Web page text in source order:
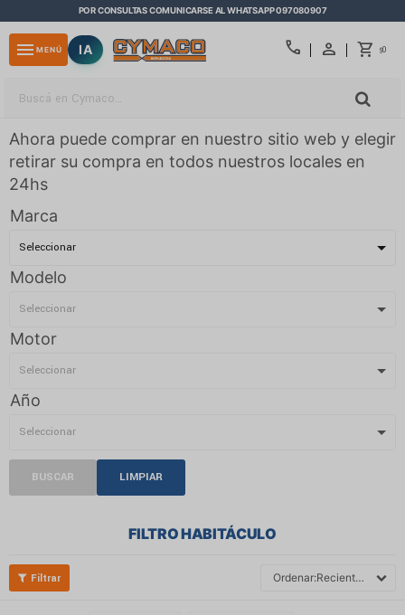
POR CONSULTAS COMUNICARSE AL WHATSAPP 097080907
call $0
menu MENÚ IA
Ahora puede comprar en nuestro sitio web y elegir
retirar su compra en todos nuestros locales en
24hs
Marca
Modelo
Motor
Año
BUSCAR LIMPIAR
FILTRO HABITÁCULO
Recientes
close